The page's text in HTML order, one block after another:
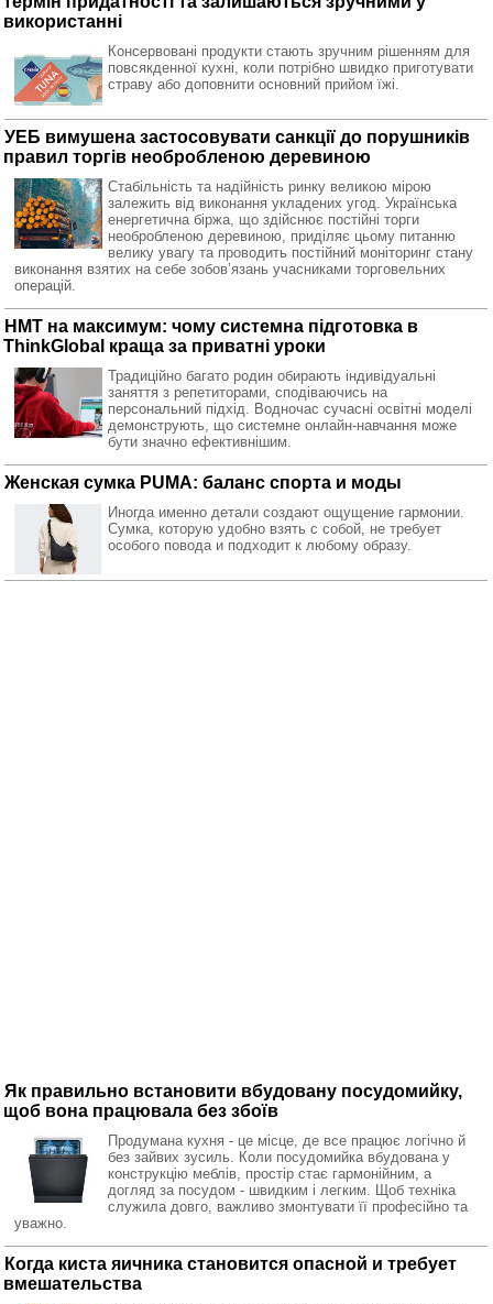
використанні
Консервовані продукти стають зручним рішенням для
повсякденної кухні, коли потрібно швидко приготувати
страву або доповнити основний прийом їжі.
УЕБ вимушена застосовувати санкції до порушників
правил торгів необробленою деревиною
Стабільність та надійність ринку великою мірою
залежить від виконання укладених угод. Українська
енергетична біржа, що здійснює постійні торги
необробленою деревиною, приділяє цьому питанню
велику увагу та проводить постійний моніторинг стану
виконання взятих на себе зобов’язань учасниками торговельних
операцій.
НМТ на максимум: чому системна підготовка в
ThinkGlobal краща за приватні уроки
Традиційно багато родин обирають індивідуальні
заняття з репетиторами, сподіваючись на
персональний підхід. Водночас сучасні освітні моделі
демонструють, що системне онлайн-навчання може
бути значно ефективнішим.
Женская сумка PUMA: баланс спорта и моды
Иногда именно детали создают ощущение гармонии.
Сумка, которую удобно взять с собой, не требует
особого повода и подходит к любому образу.
Як правильно встановити вбудовану посудомийку,
щоб вона працювала без збоїв
Продумана кухня - це місце, де все працює логічно й
без зайвих зусиль. Коли посудомийка вбудована у
конструкцію меблів, простір стає гармонійним, а
догляд за посудом - швидким і легким. Щоб техніка
служила довго, важливо змонтувати її професійно та
уважно.
Когда киста яичника становится опасной и требует
вмешательства